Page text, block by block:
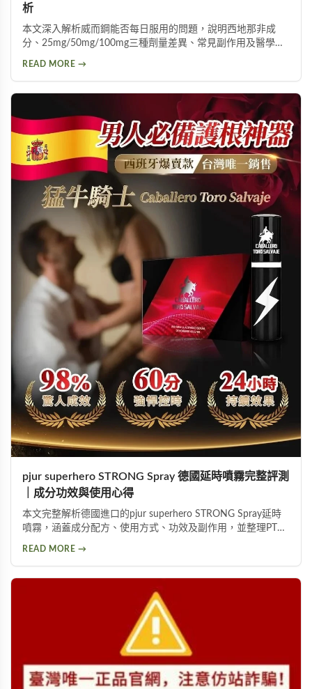
析
本文深入解析威而鋼能否每日服用的問題，說明西地那非成
分、25mg/50mg/100mg三種劑量差異、常見副作用及醫學建
求者可考慮犀利士5mg每日錠等替代方案。
READ MORE →
pjur superhero STRONG Spray 德國延時噴霧完整評測
｜成分功效與使用心得
本文完整解析德國進口的pjur superhero STRONG Spray延時
噴霧，涵蓋成分配方、使用方式、功效及副作用，並整理PTT
READ MORE →